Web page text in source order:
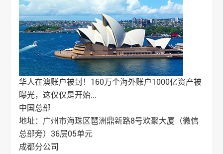
华人在澳账户被封！160万个海外账户1000亿资产被
曝光，这仅仅是开始...
中国总部
地址：广州市海珠区琶洲鼎新路8号欢聚大厦（微信
总部旁）36层05单元
成都分公司